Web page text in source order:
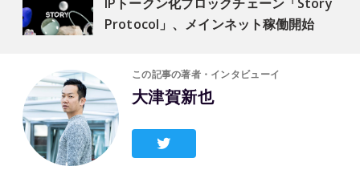
Protocol」、メインネット稼働開始
この記事の著者・インタビューイ
大津賀新也